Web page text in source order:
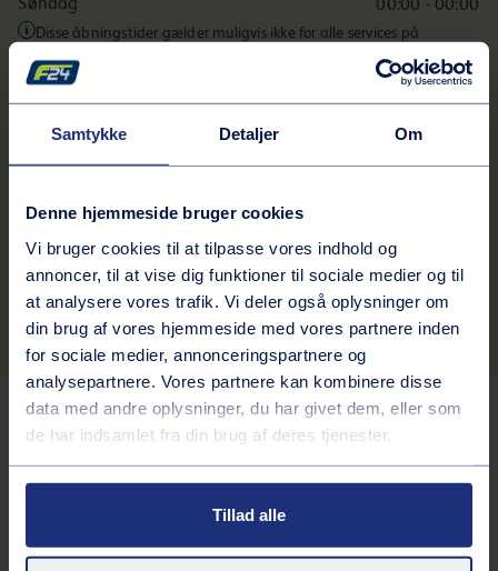
Samtykke Detaljer Om
Denne hjemmeside bruger cookies
Vi bruger cookies til at tilpasse vores indhold og
annoncer, til at vise dig funktioner til sociale medier og til
at analysere vores trafik. Vi deler også oplysninger om
din brug af vores hjemmeside med vores partnere inden
for sociale medier, annonceringspartnere og
analysepartnere. Vores partnere kan kombinere disse
data med andre oplysninger, du har givet dem, eller som
de har indsamlet fra din brug af deres tjenester.
Tillad alle
Disse åbningstider gælder muligvis ikke for alle services på
stationen.
Kontaktinformation
4100
Ringsted
Rutebeskrivelse
Telefonnummer
70242424
Tjenester på stationen
Brændstof
GoEasy 95 (E10)
Andre services